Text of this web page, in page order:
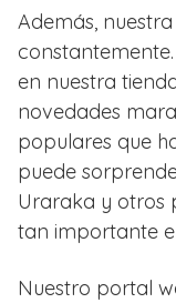
Además,
en nuestra
novedades
populares que
puede
Uraraka y otros
tan importante
Nuestro portal